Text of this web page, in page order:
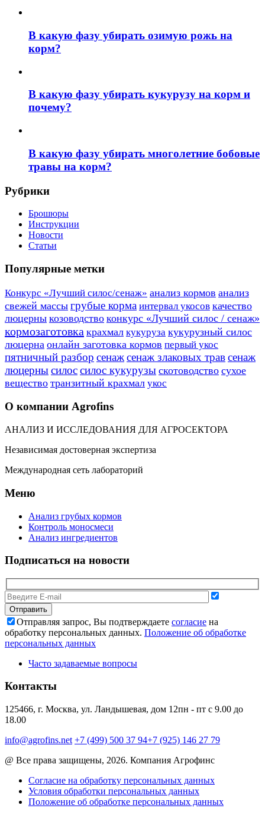
В какую фазу убирать озимую рожь на
корм?
В какую фазу убирать кукурузу на корм и
почему?
В какую фазу убирать многолетние бобовые
травы на корм?
Рубрики
Брошюры
Инструкции
Новости
Статьи
Популярные метки
Конкурс «Лучший силос/сенаж» анализ кормов анализ
свежей массы грубые корма интервал укосов качество
люцерны козоводство конкурс «Лучший силос / сенаж»
кормозаготовка крахмал кукуруза кукурузный силос
люцерна онлайн заготовка кормов первый укос
пятничный разбор сенажсенаж злаковых травсенаж
люцернысилоссилос кукурузы скотоводство сухое
вещество транзитный крахмал укос
О компании Agrofins
АНАЛИЗ И ИССЛЕДОВАНИЯ ДЛЯ АГРОСЕКТОРА
Независимая достоверная экспертиза
Международная сеть лабораторий
Меню
Анализ грубых кормов
Контроль моносмеси
Анализ ингредиентов
Подписаться на новости
Отправляя запрос, Вы подтверждаете согласие на
обработку персональных данных. Положение об обработке
персональных данных
Часто задаваемые вопросы
Контакты
125466, г. Москва, ул. Ландышевая, дом 12пн - пт с 9.00 до
18.00
info@agrofins.net +7 (499) 500 37 94+7 (925) 146 27 79
@ Все права защищены, 2026. Компания Агрофинс
Согласие на обработку персональных данных
Условия обработки персональных данных
Положение об обработке персональных данных